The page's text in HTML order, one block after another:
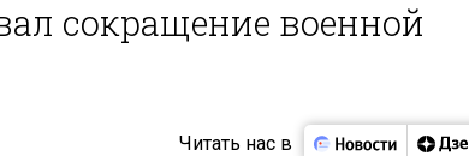
сокращение военной
Читать нас в